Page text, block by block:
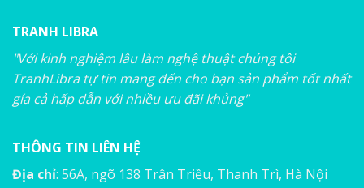
TRANH LIBRA
"Với kinh nghiệm lâu làm nghệ thuật chúng tôi
TranhLibra tự tin mang đến cho bạn sản phẩm tốt nhất
gía cả hấp dẫn với nhiều ưu đãi khủng"
THÔNG TIN LIÊN HỆ
Địa chỉ: 56A, ngõ 138 Trân Triều, Thanh Trì, Hà Nội